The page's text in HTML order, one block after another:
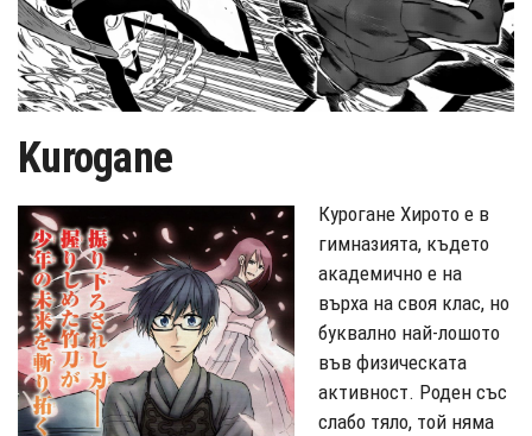
Kurogane
Курогане Хирото е в
гимназията, където
академично е на
върха на своя клас, но
буквално най-лошото
във физическата
активност. Роден със
слабо тяло, той няма